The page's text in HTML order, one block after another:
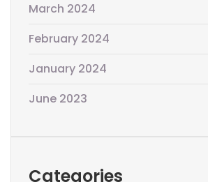
March 2024
February 2024
January 2024
June 2023
Categories